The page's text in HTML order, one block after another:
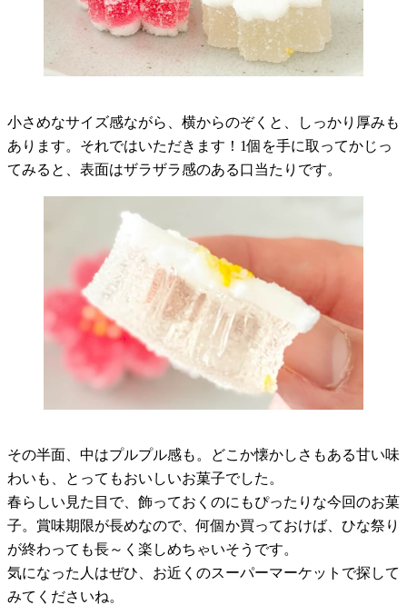
小さめなサイズ感ながら、横からのぞくと、しっかり厚みも
あります。それではいただきます！1個を手に取ってかじっ
てみると、表面はザラザラ感のある口当たりです。
その半面、中はプルプル感も。どこか懐かしさもある甘い味
わいも、とってもおいしいお菓子でした。
春らしい見た目で、飾っておくのにもぴったりな今回のお菓
子。賞味期限が長めなので、何個か買っておけば、ひな祭り
が終わっても長～く楽しめちゃいそうです。
気になった人はぜひ、お近くのスーパーマーケットで探して
みてくださいね。